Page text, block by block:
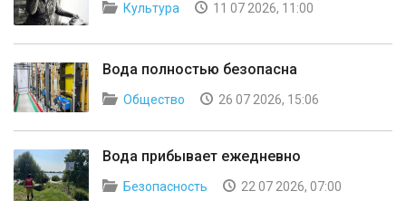
Культура 11 07 2026, 11:00
Вода полностью безопасна
Общество 26 07 2026, 15:06
Вода прибывает ежедневно
Безопасность 22 07 2026, 07:00